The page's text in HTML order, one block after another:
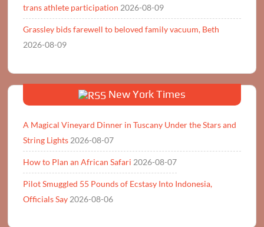
trans athlete participation 2026-08-09
Grassley bids farewell to beloved family vacuum, Beth
2026-08-09
New York Times
A Magical Vineyard Dinner in Tuscany Under the Stars and
String Lights 2026-08-07
How to Plan an African Safari 2026-08-07
Pilot Smuggled 55 Pounds of Ecstasy Into Indonesia,
Officials Say 2026-08-06